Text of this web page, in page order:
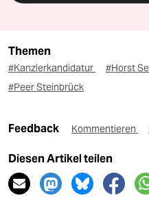
Themen
#Kanzlerkandidatur #Horst
#Peer Steinbrück
Feedback Kommentieren
Diesen Artikel teilen